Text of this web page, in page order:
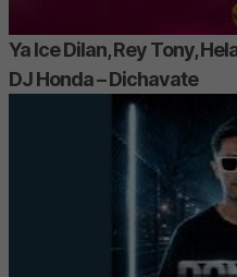
Ya Ice Dilan, Rey Tony,
DJ Honda – Dichavate